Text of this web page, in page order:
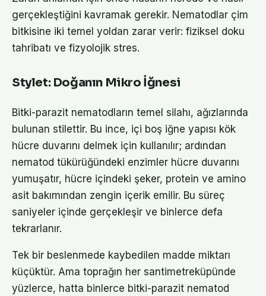
gerçekleştiğini kavramak gerekir. Nematodlar çim
bitkisine iki temel yoldan zarar verir: fiziksel doku
tahribatı ve fizyolojik stres.
Stylet: Doğanın Mikro İğnesi
Bitki-parazit nematodların temel silahı, ağızlarında
bulunan stilettir. Bu ince, içi boş iğne yapısı kök
hücre duvarını delmek için kullanılır; ardından
nematod tükürüğündeki enzimler hücre duvarını
yumuşatır, hücre içindeki şeker, protein ve amino
asit bakımından zengin içerik emilir. Bu süreç
saniyeler içinde gerçekleşir ve binlerce defa
tekrarlanır.
Tek bir beslenmede kaybedilen madde miktarı
küçüktür. Ama toprağın her santimetreküpünde
yüzlerce, hatta binlerce bitki-parazit nematod